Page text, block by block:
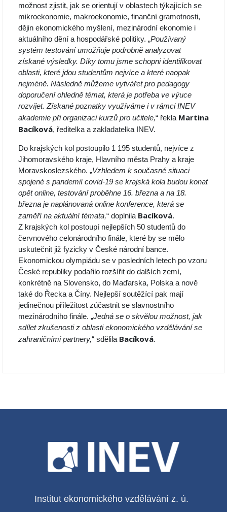
možnost zjistit, jak se orientují v oblastech týkajících se
mikroekonomie, makroekonomie, finanční gramotnosti,
dějin ekonomického myšlení, mezinárodní ekonomie i
aktuálního dění a hospodářské politiky. „Používaný
systém testování umožňuje podrobně analyzovat
získané výsledky. Díky tomu jsme schopni identifikovat
oblasti, které jdou studentům nejvíce a které naopak
nejméně. Následně můžeme vytvářet pro pedagogy
doporučení ohledně témat, která je potřeba ve výuce
rozvíjet. Získané poznatky využíváme i v rámci INEV
akademie při organizaci kurzů pro učitele,“ řekla Martina
Bacíková, ředitelka a zakladatelka INEV.
Do krajských kol postoupilo 1 195 studentů, nejvíce z
Jihomoravského kraje, Hlavního města Prahy a kraje
Moravskoslezského. „Vzhledem k současné situaci
spojené s pandemií covid-19 se krajská kola budou konat
opět online, testování proběhne 16. března a na 18.
března je naplánovaná online konference, která se
zaměří na aktuální témata,“ doplnila Bacíková.
Z krajských kol postoupí nejlepších 50 studentů do
červnového celonárodního finále, které by se mělo
uskutečnit již fyzicky v České národní bance.
Ekonomickou olympiádu se v posledních letech po vzoru
České republiky podařilo rozšířit do dalších zemí,
konkrétně na Slovensko, do Maďarska, Polska a nově
také do Řecka a Číny. Nejlepší soutěžící pak mají
jedinečnou příležitost zúčastnit se slavnostního
mezinárodního finále. „Jedná se o skvělou možnost, jak
sdílet zkušenosti z oblasti ekonomického vzdělávání se
zahraničními partnery,“ sdělila Bacíková.
Institut ekonomického vzdělávání z. ú.